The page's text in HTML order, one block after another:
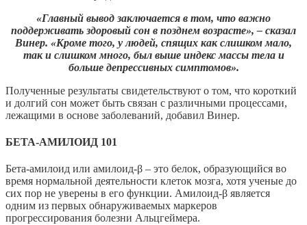
«Главный вывод заключается в том, что важно
поддерживать здоровый сон в позднем возрасте», – сказал
Винер. «Кроме того, у людей, спящих как слишком мало,
так и слишком много, был выше индекс массы тела и
больше депрессивных симптомов».
Полученные результаты свидетельствуют о том, что короткий
и долгий сон может быть связан с различными процессами,
лежащими в основе заболеваний, добавил Винер.
БЕТА-АМИЛОИД 101
Бета-амилоид или амилоид-β – это белок, образующийся во
время нормальной деятельности клеток мозга, хотя ученые до
сих пор не уверены в его функции. Амилоид-β является
одним из первых обнаруживаемых маркеров
прогрессирования болезни Альцгеймера.